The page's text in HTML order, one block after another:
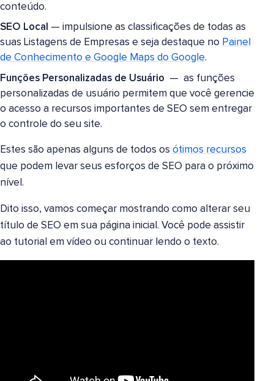
conteúdo.
SEO Local — impulsione as classificações de todas as
suas Listagens de Empresas e seja destaque no Painel
de Conhecimento e Google Maps do Google.
Funções Personalizadas de Usuário — as funções
personalizadas de usuário permitem que você gerencie
o acesso a recursos importantes de SEO sem entregar
o controle do seu site.
Estes são apenas alguns de todos os ótimos recursos
que podem levar seus esforços de SEO para o próximo
nível.
Dito isso, vamos começar mostrando como alterar seu
título de SEO em sua página inicial. Você pode assistir
ao tutorial em vídeo ou continuar lendo o texto.